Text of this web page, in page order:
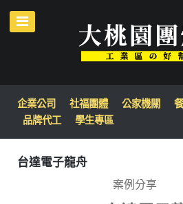
企業公司 社福團體 公家機關
品牌代工
學生專區
台達電子龍舟
案例分享